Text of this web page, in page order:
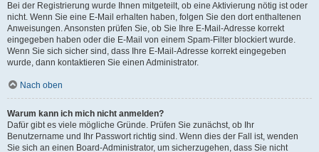
Bei der Registrierung wurde Ihnen mitgeteilt, ob eine Aktivierung nötig ist oder
nicht. Wenn Sie eine E-Mail erhalten haben, folgen Sie den dort enthaltenen
Anweisungen. Ansonsten prüfen Sie, ob Sie Ihre E-Mail-Adresse korrekt
eingegeben haben oder die E-Mail von einem Spam-Filter blockiert wurde.
Wenn Sie sich sicher sind, dass Ihre E-Mail-Adresse korrekt eingegeben
wurde, dann kontaktieren Sie einen Administrator.
Nach oben
Warum kann ich mich nicht anmelden?
Dafür gibt es viele mögliche Gründe. Prüfen Sie zunächst, ob Ihr
Benutzername und Ihr Passwort richtig sind. Wenn dies der Fall ist, wenden
Sie sich an einen Board-Administrator, um sicherzugehen, dass Sie nicht